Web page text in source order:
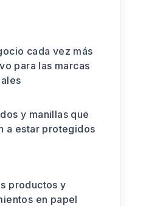
cada vez más
para las marcas
y manillas que
a estar protegidos
productos y
en papel